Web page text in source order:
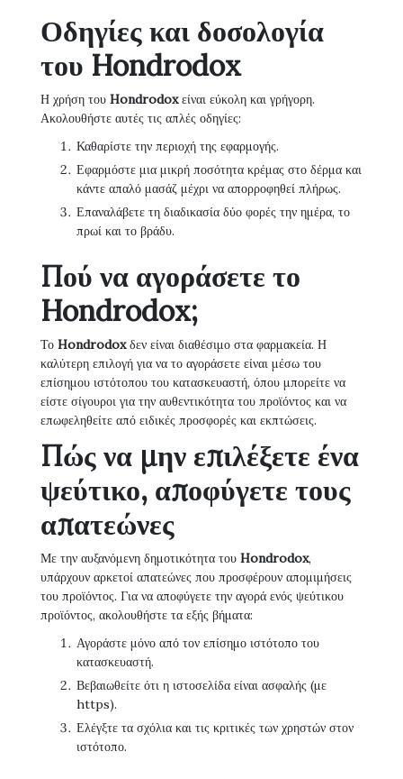
Οδηγίες και δοσολογία
του Hondrodox
Η χρήση του Hondrodoxείναι εύκολη και γρήγορη.
Ακολουθήστε αυτές τις απλές οδηγίες:
Καθαρίστε την περιοχή της εφαρμογής.
Εφαρμόστε μια μικρή ποσότητα κρέμας στο δέρμα και
κάντε απαλό μασάζ μέχρι να απορροφηθεί πλήρως.
Επαναλάβετε τη διαδικασία δύο φορές την ημέρα, το
πρωί και το βράδυ.
Πού να αγοράσετε το
Hondrodox;
Το Hondrodoxδεν είναι διαθέσιμο στα φαρμακεία. Η
καλύτερη επιλογή για να το αγοράσετε είναι μέσω του
επίσημου ιστότοπου του κατασκευαστή, όπου μπορείτε να
είστε σίγουροι για την αυθεντικότητα του προϊόντος και να
επωφεληθείτε από ειδικές προσφορές και εκπτώσεις.
Πώς να μην επιλέξετε ένα
ψεύτικο, αποφύγετε τους
απατεώνες
Με την αυξανόμενη δημοτικότητα του Hondrodox,
υπάρχουν αρκετοί απατεώνες που προσφέρουν απομιμήσεις
του προϊόντος. Για να αποφύγετε την αγορά ενός ψεύτικου
προϊόντος, ακολουθήστε τα εξής βήματα:
Αγοράστε μόνο από τον επίσημο ιστότοπο του
κατασκευαστή.
Βεβαιωθείτε ότι η ιστοσελίδα είναι ασφαλής (με
https).
Ελέγξτε τα σχόλια και τις κριτικές των χρηστών στον
ιστότοπο.